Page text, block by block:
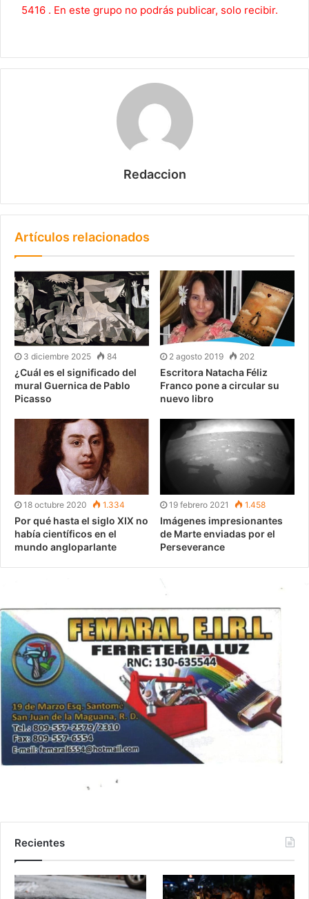
5416 . En este grupo no podrás publicar, solo recibir.
Redaccion
Artículos relacionados
3 diciembre 2025 84
¿Cuál es el significado del
mural Guernica de Pablo
Picasso
2 agosto 2019 202
Escritora Natacha Féliz
Franco pone a circular su
nuevo libro
18 octubre 2020 1.334
Por qué hasta el siglo XIX no
había científicos en el
mundo angloparlante
19 febrero 2021 1.458
Imágenes impresionantes
de Marte enviadas por el
Perseverance
Recientes